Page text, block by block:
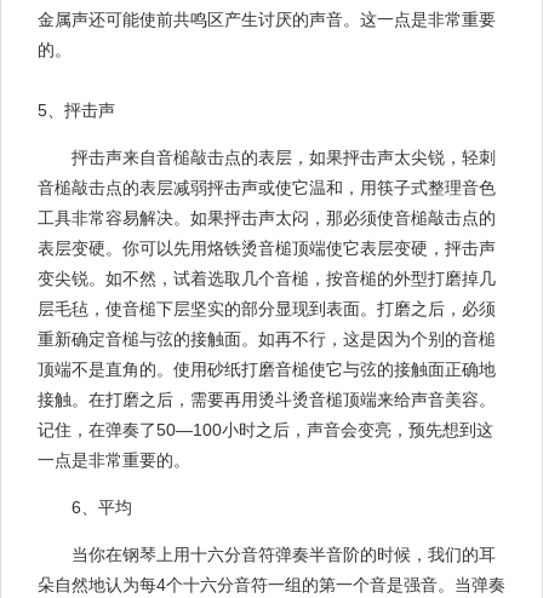
金属声还可能使前共鸣区产生讨厌的声音。这一点是非常重要
的。
5、抨击声
抨击声来自音槌敲击点的表层，如果抨击声太尖锐，轻刺
音槌敲击点的表层减弱抨击声或使它温和，用筷子式整理音色
工具非常容易解决。如果抨击声太闷，那必须使音槌敲击点的
表层变硬。你可以先用烙铁烫音槌顶端使它表层变硬，抨击声
变尖锐。如不然，试着选取几个音槌，按音槌的外型打磨掉几
层毛毡，使音槌下层坚实的部分显现到表面。打磨之后，必须
重新确定音槌与弦的接触面。如再不行，这是因为个别的音槌
顶端不是直角的。使用砂纸打磨音槌使它与弦的接触面正确地
接触。在打磨之后，需要再用烫斗烫音槌顶端来给声音美容。
记住，在弹奏了50—100小时之后，声音会变亮，预先想到这
一点是非常重要的。
6、平均
当你在钢琴上用十六分音符弹奏半音阶的时候，我们的耳
朵自然地认为每4个十六分音符一组的第一个音是强音。当弹奏